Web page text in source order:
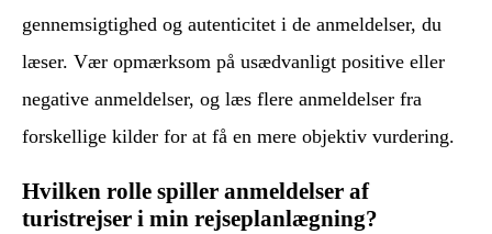
gennemsigtighed og autenticitet i de anmeldelser, du
læser. Vær opmærksom på usædvanligt positive eller
negative anmeldelser, og læs flere anmeldelser fra
forskellige kilder for at få en mere objektiv vurdering.
Hvilken rolle spiller anmeldelser af
turistrejser i min rejseplanlægning?